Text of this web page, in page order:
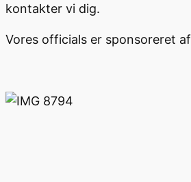
kontakter vi dig.
Vores officials er sponsoreret af